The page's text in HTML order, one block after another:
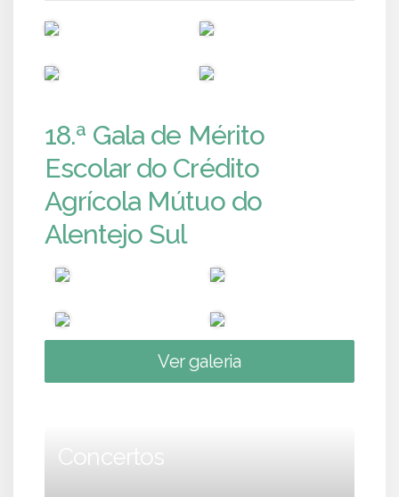
18.ª Gala de Mérito
Escolar do Crédito
Agrícola Mútuo do
Alentejo Sul
Ver galeria
Concertos